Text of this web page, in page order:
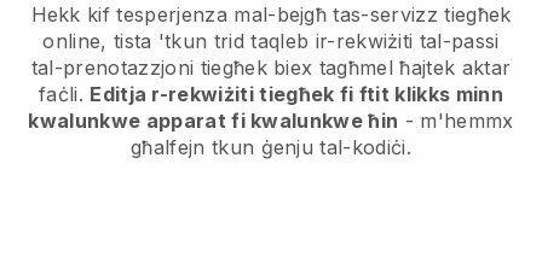
Hekk kif tesperjenza mal-bejgħ tas-servizz tiegħek
online, tista 'tkun trid taqleb ir-rekwiżiti tal-passi
tal-prenotazzjoni tiegħek biex tagħmel ħajtek aktar
faċli. Editja r-rekwiżiti tiegħek fi ftit klikks minn
kwalunkwe apparat fi kwalunkwe ħin - m'hemmx
għalfejn tkun ġenju tal-kodiċi.